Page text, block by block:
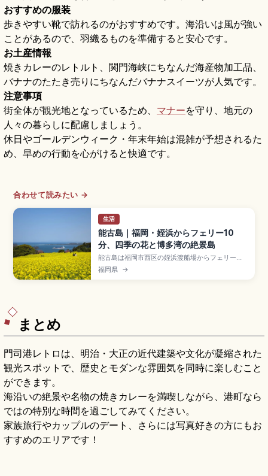
おすすめの服装
歩きやすい靴で訪れるのがおすすめです。海沿いは風が強い
ことがあるので、羽織るものを準備すると安心です。
お土産情報
焼きカレーのレトルト、関門海峡にちなんだ海産物加工品、
バナナのたたき売りにちなんだバナナスイーツが人気です。
注意事項
街全体が観光地となっているため、 マナーを守り、地元の
人々の暮らしに配慮しましょう。
休日やゴールデンウィーク・年末年始は混雑が予想されるた
め、早めの行動を心がけると快適です。
合わせて読みたい →
生活
能古島｜福岡・姪浜からフェリー10
分、四季の花と博多湾の絶景島
能古島は福岡市西区の姪浜渡船場からフェリーで
約10分、周囲約12kmの離島で、博多湾に浮かぶ
花の島として人気。のこのしまアイランドパーク
福岡県 →
まとめ
門司港レトロは、明治・大正の近代建築や文化が凝縮された
観光スポットで、歴史とモダンな雰囲気を同時に楽しむこと
ができます。
海沿いの絶景や名物の焼きカレーを満喫しながら、港町なら
ではの特別な時間を過ごしてみてください。
家族旅行やカップルのデート、さらには写真好きの方にもお
すすめのエリアです！